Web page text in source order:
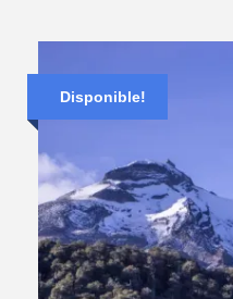
Disponible!